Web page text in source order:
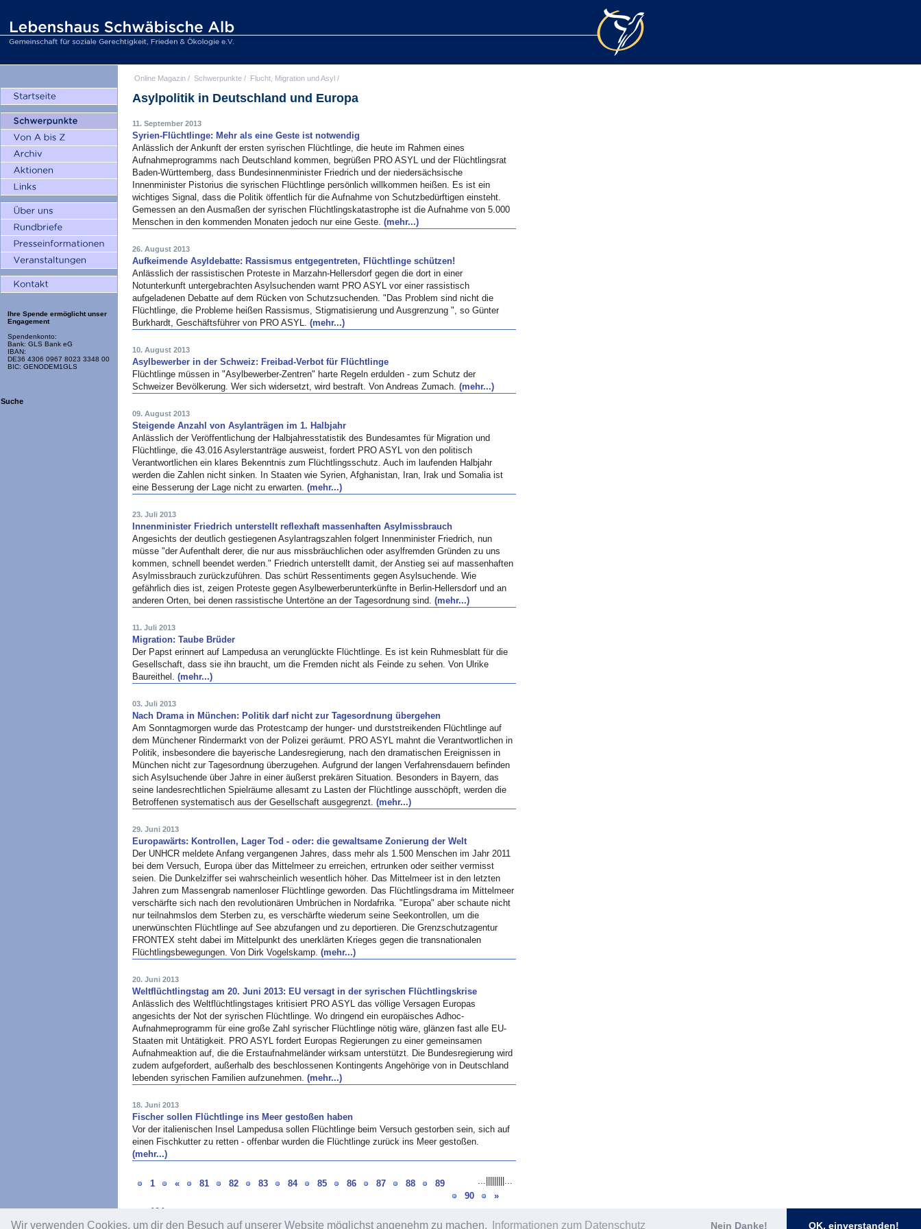
Wir verwenden Cookies, um dir den Besuch auf unserer Website möglichst angenehm zu machen. Informationen zum Datenschutz Nein Danke! OK, einverstanden!
Ihre Spende ermöglicht unser
Engagement
Spendenkonto:
Bank: GLS Bank eG
IBAN:
DE36 4306 0967 8023 3348 00
BIC: GENODEM1GLS
Suche
Online Magazin / Schwerpunkte / Flucht, Migration und Asyl /
Asylpolitik in Deutschland und Europa
11. September 2013
Syrien-Flüchtlinge: Mehr als eine Geste ist notwendig
Anlässlich der Ankunft der ersten syrischen Flüchtlinge, die heute im Rahmen eines
Aufnahmeprogramms nach Deutschland kommen, begrüßen PRO ASYL und der Flüchtlingsrat
Baden-Württemberg, dass Bundesinnenminister Friedrich und der niedersächsische
Innenminister Pistorius die syrischen Flüchtlinge persönlich willkommen heißen. Es ist ein
wichtiges Signal, dass die Politik öffentlich für die Aufnahme von Schutzbedürftigen einsteht.
Gemessen an den Ausmaßen der syrischen Flüchtlingskatastrophe ist die Aufnahme von 5.000
Menschen in den kommenden Monaten jedoch nur eine Geste. (mehr...)
26. August 2013
Aufkeimende Asyldebatte: Rassismus entgegentreten, Flüchtlinge schützen!
Anlässlich der rassistischen Proteste in Marzahn-Hellersdorf gegen die dort in einer
Notunterkunft untergebrachten Asylsuchenden warnt PRO ASYL vor einer rassistisch
aufgeladenen Debatte auf dem Rücken von Schutzsuchenden. "Das Problem sind nicht die
Flüchtlinge, die Probleme heißen Rassismus, Stigmatisierung und Ausgrenzung ", so Günter
Burkhardt, Geschäftsführer von PRO ASYL. (mehr...)
10. August 2013
Asylbewerber in der Schweiz: Freibad-Verbot für Flüchtlinge
Flüchtlinge müssen in "Asylbewerber-Zentren" harte Regeln erdulden - zum Schutz der
Schweizer Bevölkerung. Wer sich widersetzt, wird bestraft. Von Andreas Zumach. (mehr...)
09. August 2013
Steigende Anzahl von Asylanträgen im 1. Halbjahr
Anlässlich der Veröffentlichung der Halbjahresstatistik des Bundesamtes für Migration und
Flüchtlinge, die 43.016 Asylerstanträge ausweist, fordert PRO ASYL von den politisch
Verantwortlichen ein klares Bekenntnis zum Flüchtlingsschutz. Auch im laufenden Halbjahr
werden die Zahlen nicht sinken. In Staaten wie Syrien, Afghanistan, Iran, Irak und Somalia ist
eine Besserung der Lage nicht zu erwarten. (mehr...)
23. Juli 2013
Innenminister Friedrich unterstellt reflexhaft massenhaften Asylmissbrauch
Angesichts der deutlich gestiegenen Asylantragszahlen folgert Innenminister Friedrich, nun
müsse "der Aufenthalt derer, die nur aus missbräuchlichen oder asylfremden Gründen zu uns
kommen, schnell beendet werden." Friedrich unterstellt damit, der Anstieg sei auf massenhaften
Asylmissbrauch zurückzuführen. Das schürt Ressentiments gegen Asylsuchende. Wie
gefährlich dies ist, zeigen Proteste gegen Asylbewerberunterkünfte in Berlin-Hellersdorf und an
anderen Orten, bei denen rassistische Untertöne an der Tagesordnung sind. (mehr...)
11. Juli 2013
Migration: Taube Brüder
Der Papst erinnert auf Lampedusa an verunglückte Flüchtlinge. Es ist kein Ruhmesblatt für die
Gesellschaft, dass sie ihn braucht, um die Fremden nicht als Feinde zu sehen. Von Ulrike
Baureithel. (mehr...)
03. Juli 2013
Nach Drama in München: Politik darf nicht zur Tagesordnung übergehen
Am Sonntagmorgen wurde das Protestcamp der hunger- und durststreikenden Flüchtlinge auf
dem Münchener Rindermarkt von der Polizei geräumt. PRO ASYL mahnt die Verantwortlichen in
Politik, insbesondere die bayerische Landesregierung, nach den dramatischen Ereignissen in
München nicht zur Tagesordnung überzugehen. Aufgrund der langen Verfahrensdauern befinden
sich Asylsuchende über Jahre in einer äußerst prekären Situation. Besonders in Bayern, das
seine landesrechtlichen Spielräume allesamt zu Lasten der Flüchtlinge ausschöpft, werden die
Betroffenen systematisch aus der Gesellschaft ausgegrenzt. (mehr...)
29. Juni 2013
Europawärts: Kontrollen, Lager Tod - oder: die gewaltsame Zonierung der Welt
Der UNHCR meldete Anfang vergangenen Jahres, dass mehr als 1.500 Menschen im Jahr 2011
bei dem Versuch, Europa über das Mittelmeer zu erreichen, ertrunken oder seither vermisst
seien. Die Dunkelziffer sei wahrscheinlich wesentlich höher. Das Mittelmeer ist in den letzten
Jahren zum Massengrab namenloser Flüchtlinge geworden. Das Flüchtlingsdrama im Mittelmeer
verschärfte sich nach den revolutionären Umbrüchen in Nordafrika. "Europa" aber schaute nicht
nur teilnahmslos dem Sterben zu, es verschärfte wiederum seine Seekontrollen, um die
unerwünschten Flüchtlinge auf See abzufangen und zu deportieren. Die Grenzschutzagentur
FRONTEX steht dabei im Mittelpunkt des unerklärten Krieges gegen die transnationalen
Flüchtlingsbewegungen. Von Dirk Vogelskamp. (mehr...)
20. Juni 2013
Weltflüchtlingstag am 20. Juni 2013: EU versagt in der syrischen Flüchtlingskrise
Anlässlich des Weltflüchtlingstages kritisiert PRO ASYL das völlige Versagen Europas
angesichts der Not der syrischen Flüchtlinge. Wo dringend ein europäisches Adhoc-
Aufnahmeprogramm für eine große Zahl syrischer Flüchtlinge nötig wäre, glänzen fast alle EU-
Staaten mit Untätigkeit. PRO ASYL fordert Europas Regierungen zu einer gemeinsamen
Aufnahmeaktion auf, die die Erstaufnahmeländer wirksam unterstützt. Die Bundesregierung wird
zudem aufgefordert, außerhalb des beschlossenen Kontingents Angehörige von in Deutschland
lebenden syrischen Familien aufzunehmen. (mehr...)
18. Juni 2013
Fischer sollen Flüchtlinge ins Meer gestoßen haben
Vor der italienischen Insel Lampedusa sollen Flüchtlinge beim Versuch gestorben sein, sich auf
einen Fischkutter zu retten - offenbar wurden die Flüchtlinge zurück ins Meer gestoßen.
(mehr...)
1 ...
« 81 82 83 84 85 86 87 88 89
90
»
...
104